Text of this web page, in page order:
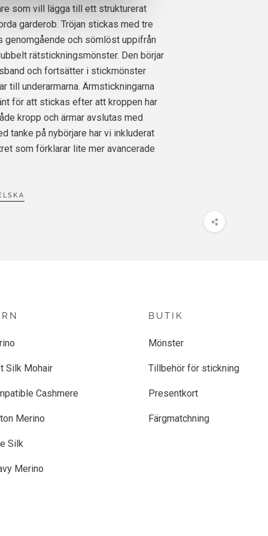
MERINO
ÄLG
6ST. 50EURO
MOHAIR
6ST. 60EURO
som vill lägga till ett strukturerat
garderob. Tröjan stickas med tre
genomgående och sömlöst uppifrån
rätstickningsmönster. Den börjar
och fortsätter i stickmönster
till underarmarna. Ärmstickningarna
för att stickas efter att kroppen har
kropp och ärmar avslutas med
tanke på nybörjare har vi inkluderat
som förklarar lite mer avancerade
Silk Mohair
Cashmere
Merino
Silk
Merino
BUTIK
Mönster
Tillbehör för stickning
Presentkort
Färgmatchning